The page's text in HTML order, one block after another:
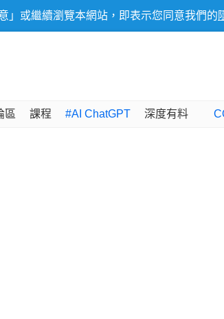
」或繼續瀏覽本網站，即表示您同意我們的
區 課程 #AI ChatGPT 深度有料